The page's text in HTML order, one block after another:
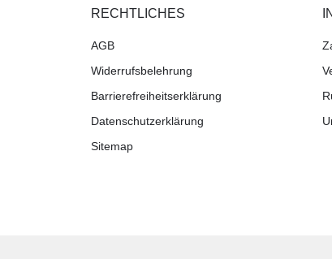
RECHTLICHES
AGB
Widerrufsbelehrung
Barrierefreiheitserklärung
Datenschutzerklärung
Sitemap